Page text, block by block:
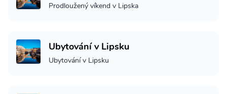
Prodloužený víkend v Lipska
Ubytování v Lipsku
Ubytování v Lipsku